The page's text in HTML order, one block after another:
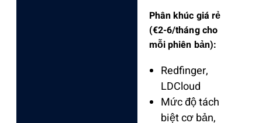
Phân khúc giá rẻ
(€2-6/tháng cho
mỗi phiên bản):
Redfinger,
LDCloud
Mức độ tách
biệt cơ bản,